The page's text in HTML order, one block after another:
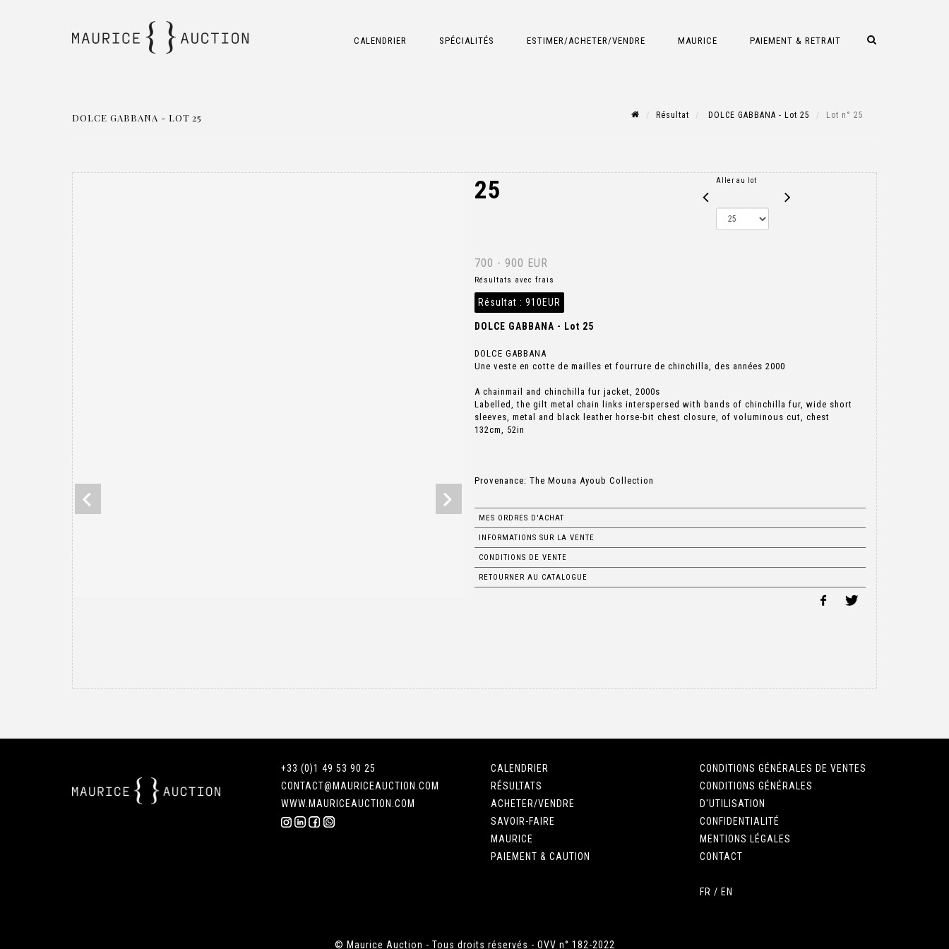
CALENDRIER SPÉCIALITÉS ESTIMER/ACHETER/VENDRE MAURICE PAIEMENT & RETRAIT
DOLCE GABBANA - LOT 25 Résultat DOLCE GABBANA - Lot 25 Lot n° 25
25 Aller au lot
700 - 900 EUR
Résultats avec frais
Résultat : 910EUR
DOLCE GABBANA - Lot 25
DOLCE GABBANA
Une veste en cotte de mailles et fourrure de chinchilla, des années 2000
A chainmail and chinchilla fur jacket, 2000s
Labelled, the gilt metal chain links interspersed with bands of chinchilla fur, wide short
sleeves, metal and black leather horse-bit chest closure, of voluminous cut, chest
132cm, 52in
Provenance: The Mouna Ayoub Collection
MES ORDRES D'ACHAT
INFORMATIONS SUR LA VENTE
CONDITIONS DE VENTE
RETOURNER AU CATALOGUE
+33 (0)1 49 53 90 25
CONTACT@MAURICEAUCTION.COM
WWW.MAURICEAUCTION.COM
CALENDRIER
RÉSULTATS
ACHETER/VENDRE
SAVOIR-FAIRE
MAURICE
PAIEMENT & CAUTION
CONDITIONS GÉNÉRALES DE VENTES
CONDITIONS GÉNÉRALES
D'UTILISATION
CONFIDENTIALITÉ
MENTIONS LÉGALES
CONTACT
FR / EN
© Maurice Auction - Tous droits réservés - OVV n° 182-2022